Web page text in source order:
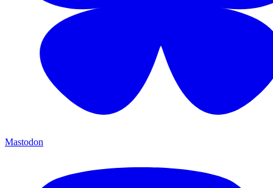
Mastodon